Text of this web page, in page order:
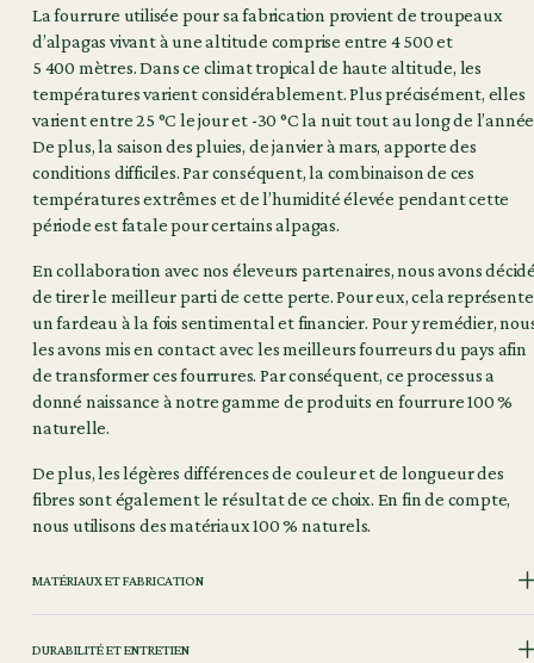
La fourrure utilisée pour sa fabrication provient de troupeaux
d’alpagas vivant à une altitude comprise entre 4 500 et
5 400 mètres. Dans ce climat tropical de haute altitude, les
températures varient considérablement. Plus précisément, elles
varient entre 25 °C le jour et -30 °C la nuit tout au long de
De plus, la saison des pluies, de janvier à mars, apporte des
conditions difficiles. Par conséquent, la combinaison de ces
températures extrêmes et de l’humidité élevée pendant cette
période est fatale pour certains alpagas.
En collaboration avec nos éleveurs partenaires, nous avons
de tirer le meilleur parti de cette perte. Pour eux, cela représente
un fardeau à la fois sentimental et financier. Pour y remédier,
les avons mis en contact avec les meilleurs fourreurs du pays afin
de transformer ces fourrures. Par conséquent, ce processus a
donné naissance à notre gamme de produits en fourrure 100 %
naturelle.
De plus, les légères différences de couleur et de longueur des
fibres sont également le résultat de ce choix. En fin de compte,
nous utilisons des matériaux 100 % naturels.
MATÉRIAUX ET FABRICATION
DURABILITÉ ET ENTRETIEN